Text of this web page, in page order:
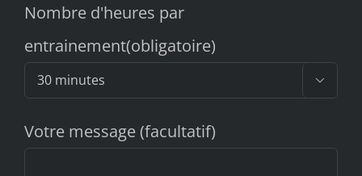
Nombre d'heures par
entrainement(obligatoire)

Votre message (facultatif)